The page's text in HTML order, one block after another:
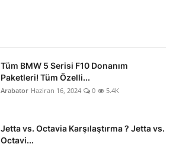
Tüm BMW 5 Serisi F10 Donanım
Paketleri! Tüm Özelli...
Arabator Haziran 16, 2024 0 5.4K
Jetta vs. Octavia Karşılaştırma ? Jetta vs.
Octavi...